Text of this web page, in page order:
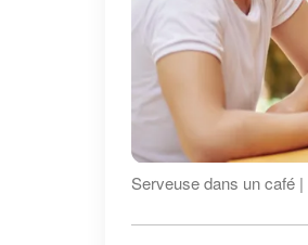
Serveuse dans un café